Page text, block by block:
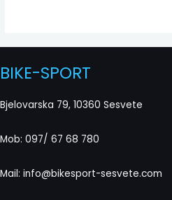
BIKE-SPORT
Bjelovarska 79, 10360 Sesvete
Mob: 097/ 67 68 780
Mail: info@bikesport-sesvete.com